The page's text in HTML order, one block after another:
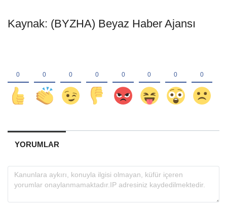
Kaynak: (BYZHA) Beyaz Haber Ajansı
YORUMLAR